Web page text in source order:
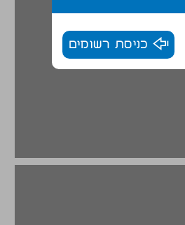
כניסת רשומים